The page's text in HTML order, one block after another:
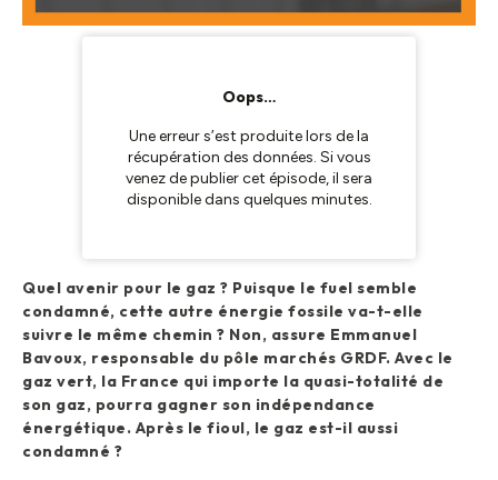
Quel avenir pour le gaz ? Puisque le fuel semble
condamné, cette autre énergie fossile va-t-elle
suivre le même chemin ? Non, assure Emmanuel
Bavoux, responsable du pôle marchés GRDF. Avec le
gaz vert, la France qui importe la quasi-totalité de
son gaz, pourra gagner son indépendance
énergétique. Après le fioul, le gaz est-il aussi
condamné ?